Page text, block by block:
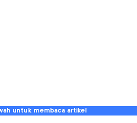
untuk membaca artikel